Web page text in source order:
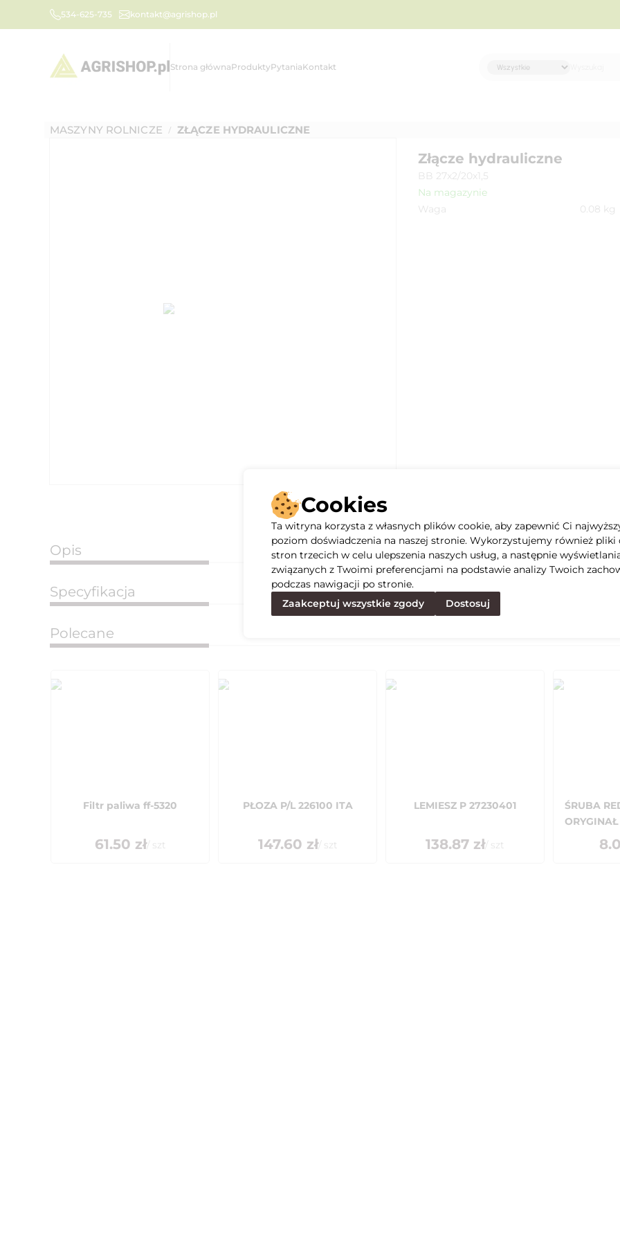
534-625-735 kontakt@agrishop.pl
Strona głównaProduktyPytaniaKontakt
MASZYNY ROLNICZE / ZŁĄCZE HYDRAULICZNE
Złącze hydrauliczne
BB 27x2/20x1,5
Na magazynie
Waga
0.08 kg
Opis
Specyfikacja
Polecane
Filtr paliwa ff-5320
61.50 zł/ szt
PŁOZA P/L 226100 ITA
147.60 zł/ szt
LEMIESZ P 27230401
138.87 zł/ szt
ŚRUBA
ORYGINAŁ
Cookies
Ta witryna korzysta z własnych plików cookie, aby zapewnić Ci
poziom doświadczenia na naszej stronie. Wykorzystujemy również pliki
stron trzecich w celu ulepszenia naszych usług, a następnie
związanych z Twoimi preferencjami na podstawie analizy Twoich
podczas nawigacji po stronie.
Zaakceptuj wszystkie zgody
Dostosuj